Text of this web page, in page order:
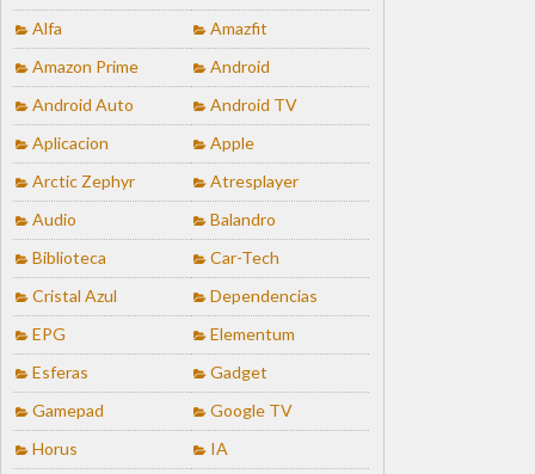
Alfa
Amazfit
Amazon Prime
Android
Android Auto
Android TV
Aplicacion
Apple
Arctic Zephyr
Atresplayer
Audio
Balandro
Biblioteca
Car-Tech
Cristal Azul
Dependencias
EPG
Elementum
Esferas
Gadget
Gamepad
Google TV
Horus
IA